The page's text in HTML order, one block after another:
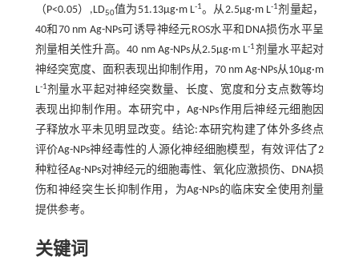
（P<0.05）,LD50值为51.13μg·m L-1。从2.5μg·m L-1剂量起，
40和70 nm Ag-NPs可诱导神经元ROS水平和DNA损伤水平呈
剂量相关性升高。40 nm Ag-NPs从2.5μg·m L-1剂量水平起对
神经突宽度、面积表现出抑制作用，70 nm Ag-NPs从10μg·m
L-1剂量水平起对神经突数量、长度、宽度和分支点数等均
表现出抑制作用。本研究中，Ag-NPs作用后神经元细胞因
子释放水平未见明显改变。结论:本研究构建了体外多终点
评价Ag-NPs神经毒性的人源化神经细胞模型，有效评估了2
种粒径Ag-NPs对神经元的细胞毒性、氧化应激损伤、DNA损
伤和神经突生长抑制作用，为Ag-NPs的临床安全使用剂量
提供参考。
关键词